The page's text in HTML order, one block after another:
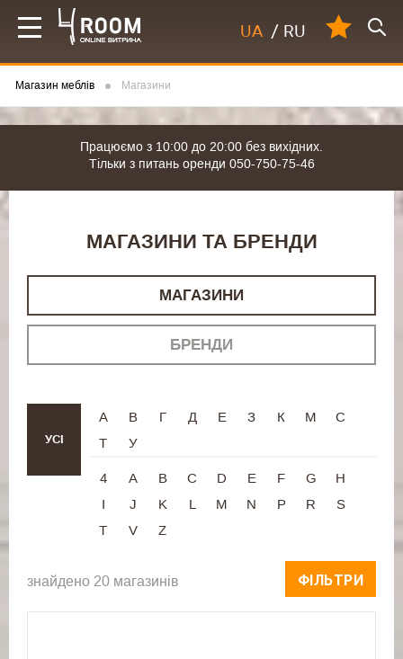
UA / RU
Магазин меблів Магазини
Працюємо з 10:00 до 20:00 без вихідних.
Тільки з питань оренди 050-750-75-46
МАГАЗИНИ ТА БРЕНДИ
МАГАЗИНИ
БРЕНДИ
УСІ
А В Г Д Е З К М
С
Т
У
4 A B C D E F G
H
I
J K L M N P R
S
T
V Z
знайдено 20 магазинів ФІЛЬТРИ